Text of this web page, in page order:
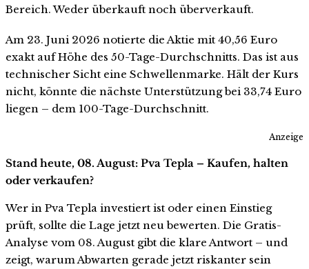
Bereich. Weder überkauft noch überverkauft.
Am 23. Juni 2026 notierte die Aktie mit 40,56 Euro
exakt auf Höhe des 50-Tage-Durchschnitts. Das ist aus
technischer Sicht eine Schwellenmarke. Hält der Kurs
nicht, könnte die nächste Unterstützung bei 33,74 Euro
liegen – dem 100-Tage-Durchschnitt.
Anzeige
Stand heute, 08. August: Pva Tepla – Kaufen, halten
oder verkaufen?
Wer in Pva Tepla investiert ist oder einen Einstieg
prüft, sollte die Lage jetzt neu bewerten. Die Gratis-
Analyse vom 08. August gibt die klare Antwort – und
zeigt, warum Abwarten gerade jetzt riskanter sein